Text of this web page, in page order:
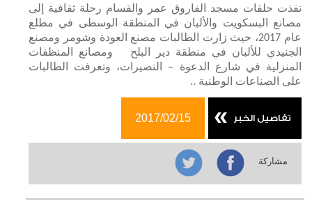
نفذت حلقات مسجد الفاروق عمر والقسام رحلة ثقافية إلى
مصانع البسكويت والألبان في المنطقة الوسطى في مطلع
عام 2017، حيث زارت الطالبات مصنع العودة وشومر ومصنع
الجنيدي للألبان في منطقة دير البلح ومصانع المنظفات
المنزلية في شارع الدعوة – النصيرات، وتعرفت الطالبات
على الصناعات الوطنية ..
تفاصيل الخبر 2017/02/15
مشاركة